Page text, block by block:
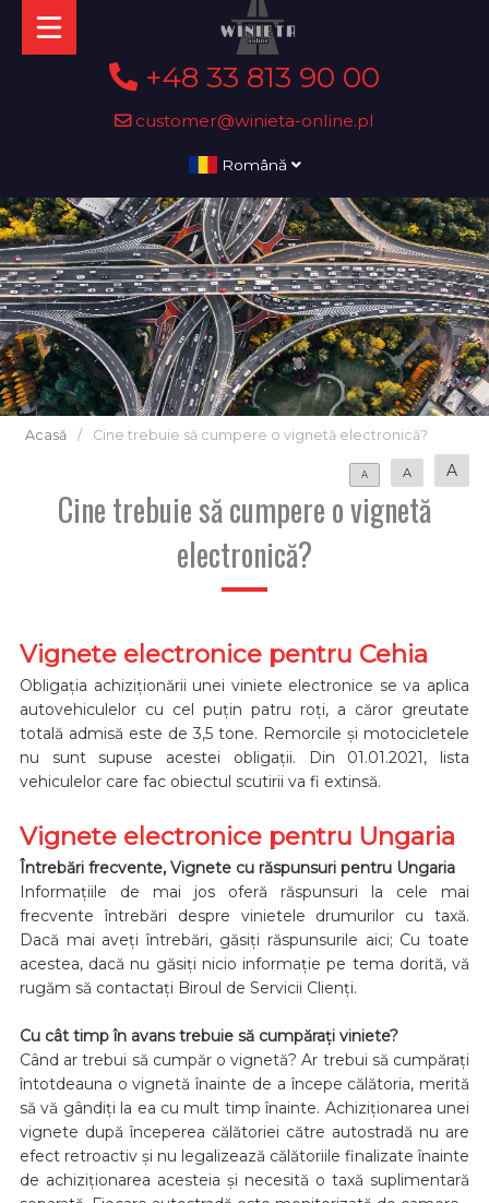
+48 33 813 90 00
customer@winieta-online.pl
Română
Acasă / Cine trebuie să cumpere o vignetă electronică?
A A A
Cine trebuie să cumpere o vignetă
electronică?
Vignete electronice pentru Cehia
Obligația achiziționării unei viniete electronice se va aplica
autovehiculelor cu cel puțin patru roți, a căror greutate
totală admisă este de 3,5 tone. Remorcile și motocicletele
nu sunt supuse acestei obligații. Din 01.01.2021, lista
vehiculelor care fac obiectul scutirii va fi extinsă.
Vignete electronice pentru Ungaria
Întrebări frecvente, Vignete cu răspunsuri pentru Ungaria
Informațiile de mai jos oferă răspunsuri la cele mai
frecvente întrebări despre vinietele drumurilor cu taxă.
Dacă mai aveți întrebări, găsiți răspunsurile aici; Cu toate
acestea, dacă nu găsiți nicio informație pe tema dorită, vă
rugăm să contactați Biroul de Servicii Clienți.
Cu cât timp în avans trebuie să cumpărați viniete?
Când ar trebui să cumpăr o vignetă? Ar trebui să cumpărați
întotdeauna o vignetă înainte de a începe călătoria, merită
să vă gândiți la ea cu mult timp înainte. Achiziționarea unei
vignete după începerea călătoriei către autostradă nu are
efect retroactiv și nu legalizează călătoriile finalizate înainte
de achiziționarea acesteia și necesită o taxă suplimentară